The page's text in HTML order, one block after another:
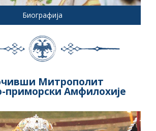
Биографија
Митрополит
приморски Амфилохије